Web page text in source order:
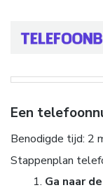
Een
Benodigde tijd: 2
Stappenplan
Ga naar